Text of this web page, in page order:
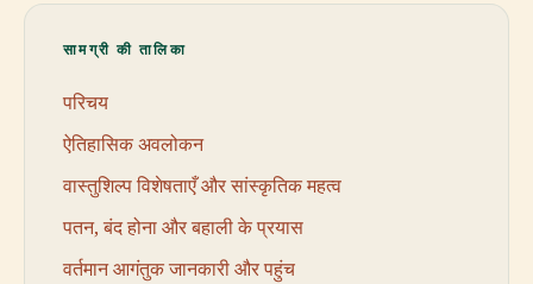
सामग्री की तालिका
परिचय
ऐतिहासिक अवलोकन
वास्तुशिल्प विशेषताएँ और सांस्कृतिक महत्व
पतन, बंद होना और बहाली के प्रयास
वर्तमान आगंतुक जानकारी और पहुंच